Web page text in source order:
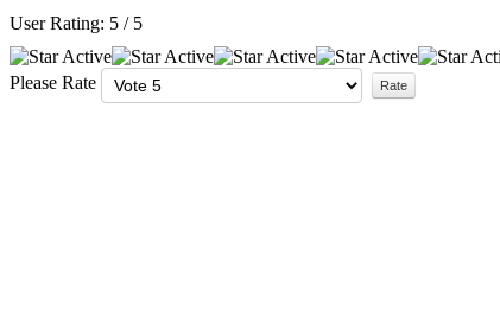
User Rating: 5 / 5
Please Rate